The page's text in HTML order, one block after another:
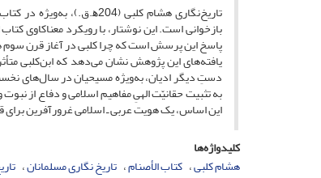
تاریخ‌نگاری هشام کلبی
بازخوانی است. این نوشتار، با رویکرد معناکاوی
پاسخ این پرسش است که چرا کلبی در آغاز قرن
یافته‌های این پژوهش نشان می‌دهد که ابن‌کلبی
دستِ دیگر ادیان، به‌ویژه مسیحیان در سال‌های
به تثبیت حقانیّت الهیِ مفاهیم اسلامی و دفاع از
این اساس، یک هویت عربی ـ اسلامی غرورآفرین
کلیدواژه‌ها
هشام کلبی کتاب الأصنام تاریخ نگاری مسلمانان